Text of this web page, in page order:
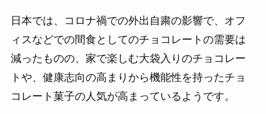
日本では、コロナ禍での外出自粛の影響で、オフ
ィスなどでの間食としてのチョコレートの需要は
減ったものの、家で楽しむ大袋入りのチョコレー
トや、健康志向の高まりから機能性を持ったチョ
コレート菓子の人気が高まっているようです。